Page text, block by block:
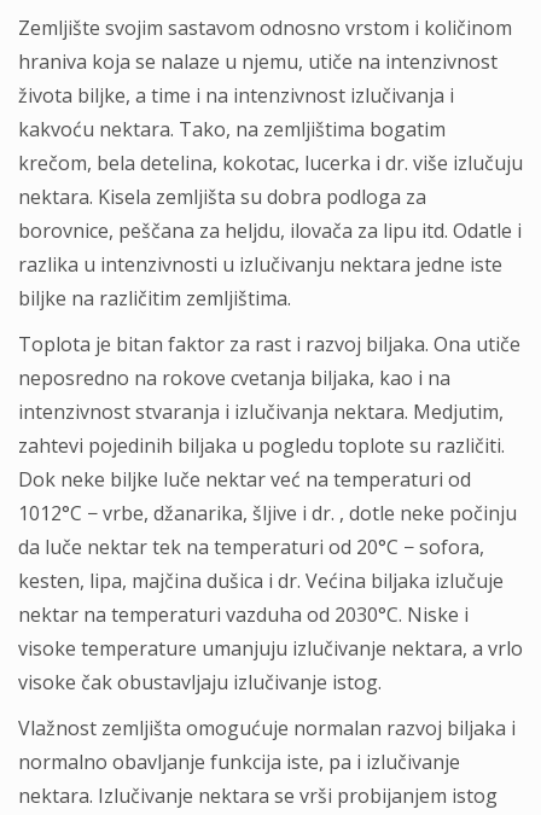
Zemljište svojim sastavom odnosno vrstom i količinom
hraniva koja se nalaze u njemu, utiče na intenzivnost
života biljke, a time i na intenzivnost izlučivanja i
kakvoću nektara. Tako, na zemljištima bogatim
krečom, bela detelina, kokotac, lucerka i dr. više izlučuju
nektara. Kisela zemljišta su dobra podloga za
borovnice, peščana za heljdu, ilovača za lipu itd. Odatle i
razlika u intenzivnosti u izlučivanju nektara jedne iste
biljke na različitim zemljištima.
Toplota je bitan faktor za rast i razvoj biljaka. Ona utiče
neposredno na rokove cvetanja biljaka, kao i na
intenzivnost stvaranja i izlučivanja nektara. Medjutim,
zahtevi pojedinih biljaka u pogledu toplote su različiti.
Dok neke biljke luče nektar već na temperaturi od
1012°C − vrbe, džanarika, šljive i dr. , dotle neke počinju
da luče nektar tek na temperaturi od 20°C − sofora,
kesten, lipa, majčina dušica i dr. Većina biljaka izlučuje
nektar na temperaturi vazduha od 2030°C. Niske i
visoke temperature umanjuju izlučivanje nektara, a vrlo
visoke čak obustavljaju izlučivanje istog.
Vlažnost zemljišta omogućuje normalan razvoj biljaka i
normalno obavljanje funkcija iste, pa i izlučivanje
nektara. Izlučivanje nektara se vrši probijanjem istog